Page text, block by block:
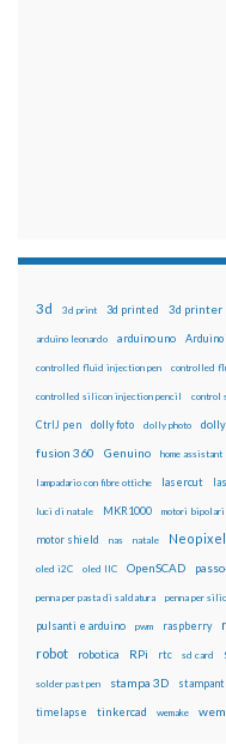
3d 3d print 3d printed 3d printer
arduino leonardo arduino uno Arduino
controlled fluid injection pen controlled
controlled silicon injection pencil control
CtrlJ pen dolly foto dolly photo
fusion 360 Genuino home assistant
lampadario con fibre ottiche lasercut
luci di natale MKR1000 motori bipolari
motor shield nas natale Neopixel
oled i2C oled IIC OpenSCAD
penna per pasta di saldatura penna per
pulsanti e arduino pwm raspberry
robot robotica RPi rtc sd card
solder past pen stampa 3D
timelapse tinkercad wemake